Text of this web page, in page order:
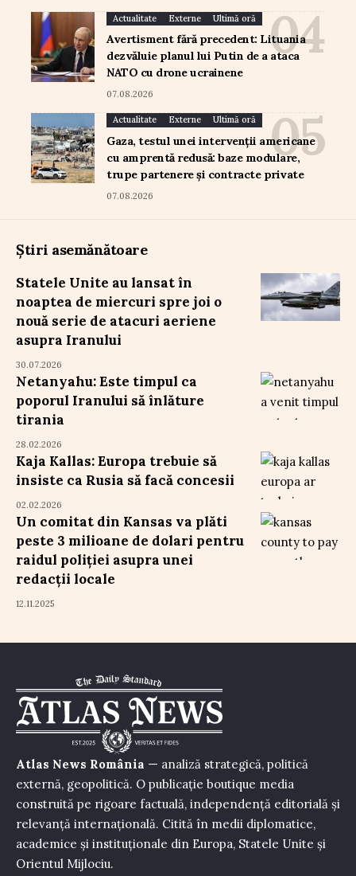
Actualitate Externe Ultimă oră
Avertisment fără precedent: Lituania
dezvăluie planul lui Putin de a ataca
NATO cu drone ucrainene
07.08.2026
Actualitate Externe Ultimă oră
Gaza, testul unei intervenții americane
cu amprentă redusă: baze modulare,
trupe partenere și contracte private
07.08.2026
Știri asemănătoare
Statele Unite au lansat în
noaptea de miercuri spre joi o
nouă serie de atacuri aeriene
asupra Iranului
30.07.2026
Netanyahu: Este timpul ca
poporul Iranului să înlăture
tirania
28.02.2026
Kaja Kallas: Europa trebuie să
insiste ca Rusia să facă concesii
02.02.2026
Un comitat din Kansas va plăti
peste 3 milioane de dolari pentru
raidul poliției asupra unei
redacții locale
12.11.2025
Atlas News România — analiză strategică, politică
externă, geopolitică. O publicație boutique media
construită pe rigoare factuală, independență editorială și
relevanță internațională. Citită în medii diplomatice,
academice și instituționale din Europa, Statele Unite și
Orientul Mijlociu.